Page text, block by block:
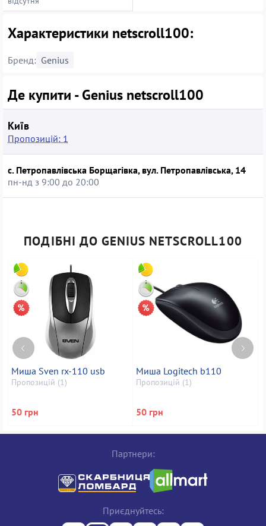
Характеристики netscroll100:
Бренд: Genius
Де купити - Genius netscroll100
Київ
Пропозицій: 1
с. Петропавлівська Борщагівка, вул. Петропавлівська, 14
пн-нд з 9:00 до 20:00
ПОДІБНІ ДО GENIUS NETSCROLL100
Миша Sven rx-110 usb
Пропозицій (1)
50 грн
Миша Logitech b110
Пропозицій (1)
50 грн
Партнери:
Приєднуйтесь: